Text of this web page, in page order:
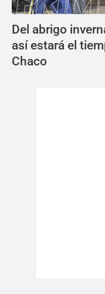
Del abrigo
así estará el
Chaco